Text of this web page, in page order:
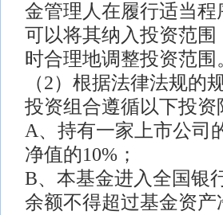
金管理人在履行适当程
可以将其纳入投资范
时合理地调整投资范围
（2）根据法律法规的
投资组合遵循以下投资
A、持有一家上市公司
净值的10%；
B、本基金进入全国银
余额不得超过基金资产